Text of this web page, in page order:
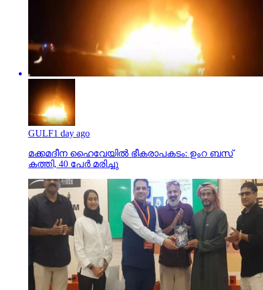
GULF1 day ago
മക്കമദീന ഹൈവേയില്‍ ഭീകരാപകടം: ഉംറ ബസ്
കത്തി, 40 പേര്‍ മരിച്ചു